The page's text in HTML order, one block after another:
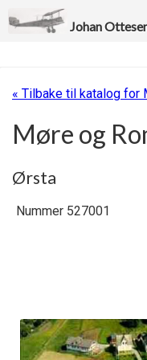
Johan
« Tilbake til katalog for
Møre og
Ørsta
Nummer 527001